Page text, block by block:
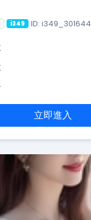
i349 ID: i349_301644
立即進入